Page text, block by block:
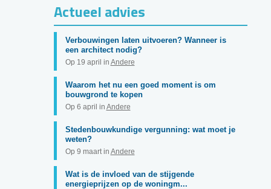
Actueel advies
Verbouwingen laten uitvoeren? Wanneer is
een architect nodig?
Op 19 april in Andere
Waarom het nu een goed moment is om
bouwgrond te kopen
Op 6 april in Andere
Stedenbouwkundige vergunning: wat moet je
weten?
Op 9 maart in Andere
Wat is de invloed van de stijgende
energieprijzen op de woningm...